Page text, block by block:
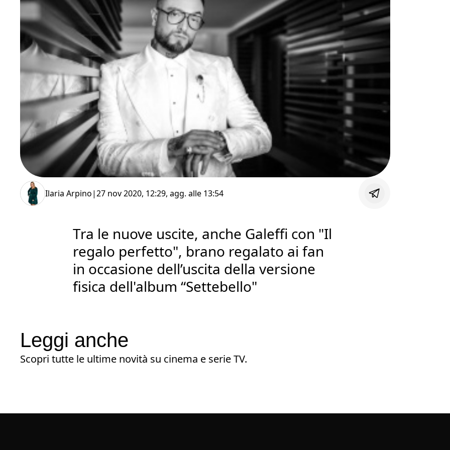
Ilaria Arpino|27 nov 2020, 12:29, agg. alle 13:54
Tra le nuove uscite, anche Galeffi con "Il
regalo perfetto", brano regalato ai fan
in occasione dell’uscita della versione
fisica dell'album “Settebello"
Leggi anche
Scopri tutte le ultime novità su cinema e serie TV.